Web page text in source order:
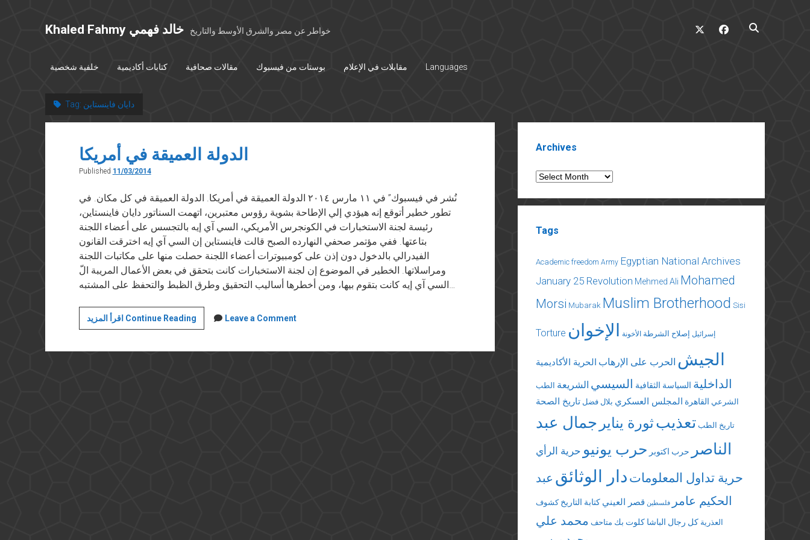
Khaled Fahmy خالد فهمي خواطر عن مصر والشرق الأوسط والتاريخ
twitter facebook
خلفية شخصية كتابات أكاديمية مقالات صحافية بوستات من فيسبوك مقابلات في الإعلام Languages
Tag: دايان فاينستاين
الدولة العميقة في أمريكا
Published 11/03/2014
نُشر في فيسبوك” في ١١ مارس ٢٠١٤ الدولة العميقة في أمريكا. الدولة العميقة في كل مكان. في
تطور خطير أتوقع إنه هيؤدي إلي الإطاحة بشوية رؤوس معتبرين، اتهمت السناتور دايان فاينستاين،
رئيسة لجنة الاستخبارات في الكونجرس الأمريكي، السي آي إيه بالتجسس على أعضاء اللجنة
بتاعتها. ففي مؤتمر صحفي النهارده الصبح قالت فاينستاين إن السي آي إيه اخترقت القانون
الفيدرالي بالدخول دون إذن على كومبيوترات أعضاء اللجنة حصلت منها على مكاتبات اللجنة
ومراسلاتها. الخطير في الموضوع إن لجنة الاستخبارات كانت بتحقق في بعض الأعمال المريبة الّ
السي آي إيه كانت بتقوم بيها، ومن أخطرها أساليب التحقيق وطرق الظبط والتحفظ على المشتبه…
اقرأ المزيد Continue Readingالدولة
العميقة
Leave a Comment
Archives
Archives
Tags
Academic freedom Army Egyptian National Archives
January 25 Revolution Mehmed Ali Mohamed
Morsi Mubarak Muslim Brotherhood Sisi
Torture إسرائيل إصلاح الشرطة الأخونة الإخوان
الجيش الحرب على الإرهاب الحرية الأكاديمية
الداخلية السياسة الثقافية السيسي الشريعة الطب
الشرعي القاهرة المجلس العسكري بلال فضل تاريخ الصحة
تاريخ الطب تعذيبثورة يناير جمال عبد
الناصر
حرب اكتوبر حرب يونيو حرية الرأي
حرية تداول المعلومات دار الوثائق عبد
الحكيم عامر
فلسطين قصر العيني كتابة التاريخ كشوف
العذرية كل رجال الباشا كلوت بك متاحف محمد علي